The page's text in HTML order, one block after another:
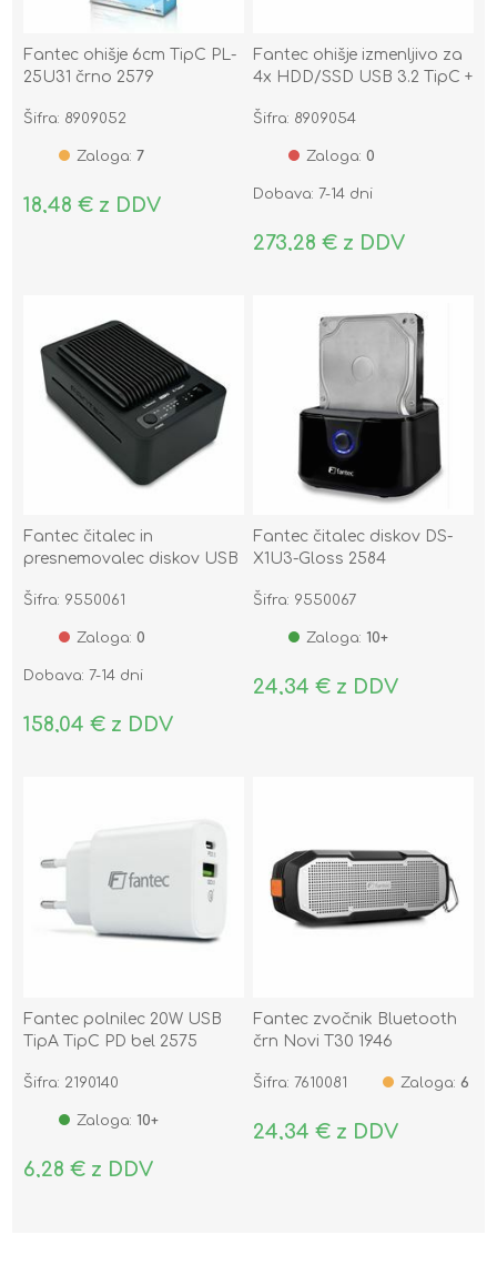
Fantec ohišje 6cm TipC PL-
25U31 črno 2579
Šifra: 8909052
Zaloga: 7
18,48 € z DDV
Fantec ohišje izmenljivo za
4x HDD/SSD USB 3.2 TipC +
Šifra: 8909054
Zaloga: 0
Dobava: 7-14 dni
273,28 € z DDV
Fantec čitalec in
presnemovalec diskov USB
SSD 2590
Šifra: 9550061
Zaloga: 0
Dobava: 7-14 dni
158,04 € z DDV
Fantec čitalec diskov DS-
X1U3-Gloss 2584
Šifra: 9550067
Zaloga: 10+
24,34 € z DDV
Fantec polnilec 20W USB
TipA TipC PD bel 2575
Šifra: 2190140
Zaloga: 10+
6,28 € z DDV
Fantec zvočnik Bluetooth
črn Novi T30 1946
Šifra: 7610081 Zaloga: 6
24,34 € z DDV